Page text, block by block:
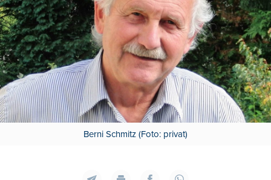
Berni Schmitz (Foto: privat)